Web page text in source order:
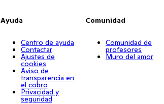
Ayuda
Centro de ayuda
Contactar
Ajustes de
cookies
Aviso de
transparencia en
el cobro
Privacidad y
seguridad
Comunidad
Comunidad de
profesores
Muro del amor